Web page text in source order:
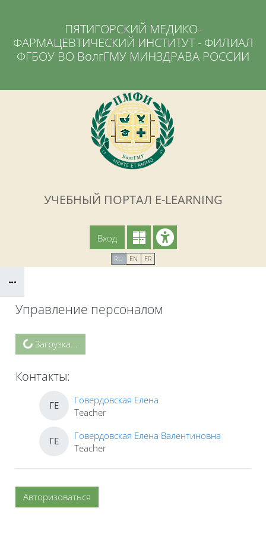
ПЯТИГОРСКИЙ МЕДИКО-
ФАРМАЦЕВТИЧЕСКИЙ ИНСТИТУТ - ФИЛИАЛ
ФГБОУ ВО ВолгГМУ МИНЗДРАВА РОССИИ
УЧЕБНЫЙ ПОРТАЛ E-LEARNING
Вход
RU EN FR
Управление персоналом
Блоки
Загрузка...
Контакты:
ГЕ
Говердовская Елена
Teacher
ГЕ
Говердовская Елена Валентиновна
Teacher
Авторизоваться